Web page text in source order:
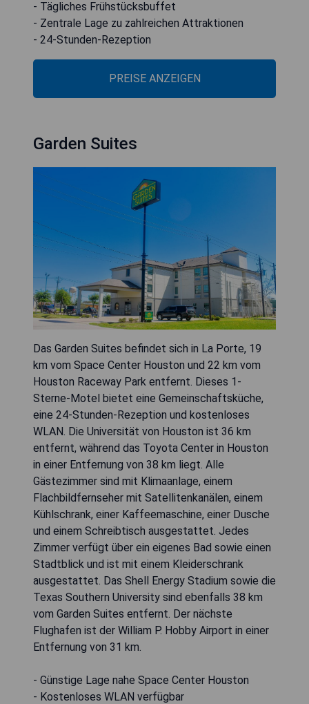
- Tägliches Frühstücksbuffet
- Zentrale Lage zu zahlreichen Attraktionen
- 24-Stunden-Rezeption
PREISE ANZEIGEN
Garden Suites
Das Garden Suites befindet sich in La Porte, 19
km vom Space Center Houston und 22 km vom
Houston Raceway Park entfernt. Dieses 1-
Sterne-Motel bietet eine Gemeinschaftsküche,
eine 24-Stunden-Rezeption und kostenloses
WLAN. Die Universität von Houston ist 36 km
entfernt, während das Toyota Center in Houston
in einer Entfernung von 38 km liegt. Alle
Gästezimmer sind mit Klimaanlage, einem
Flachbildfernseher mit Satellitenkanälen, einem
Kühlschrank, einer Kaffeemaschine, einer Dusche
und einem Schreibtisch ausgestattet. Jedes
Zimmer verfügt über ein eigenes Bad sowie einen
Stadtblick und ist mit einem Kleiderschrank
ausgestattet. Das Shell Energy Stadium sowie die
Texas Southern University sind ebenfalls 38 km
vom Garden Suites entfernt. Der nächste
Flughafen ist der William P. Hobby Airport in einer
Entfernung von 31 km.
- Günstige Lage nahe Space Center Houston
- Kostenloses WLAN verfügbar